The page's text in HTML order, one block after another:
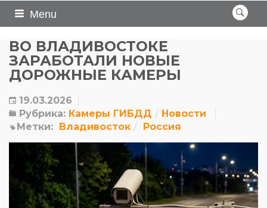
Menu
ВО ВЛАДИВОСТОКЕ
ЗАРАБОТАЛИ НОВЫЕ
ДОРОЖНЫЕ КАМЕРЫ
19.03.2026
Рубрика: Камеры ГИБДД
Новости
Метки: Владивосток Россия